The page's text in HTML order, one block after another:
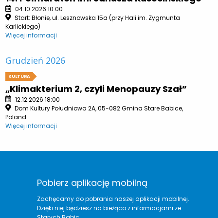
04.10.2026 10:00
Start: Błonie, ul. Lesznowska 15a (przy Hali im. Zygmunta
Karlickiego)
Więcej informacji
Grudzień 2026
KULTURA
„Klimakterium 2, czyli Menopauzy Szał”
12.12.2026 18:00
Dom Kultury Południowa 2A, 05-082 Gmina Stare Babice,
Poland
Więcej informacji
Pobierz aplikację mobilną
Zachęcamy do pobrania naszej aplikacji mobilnej.
Dzięki niej będziesz na bieżąco z informacjami ze